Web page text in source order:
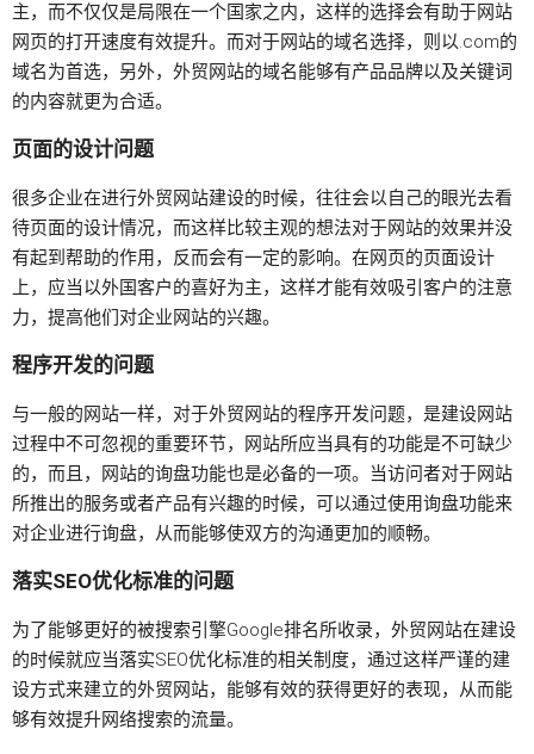
主，而不仅仅是局限在一个国家之内，这样的选择会有助于网站
网页的打开速度有效提升。而对于网站的域名选择，则以.com的
域名为首选，另外，外贸网站的域名能够有产品品牌以及关键词
的内容就更为合适。
页面的设计问题
很多企业在进行外贸网站建设的时候，往往会以自己的眼光去看
待页面的设计情况，而这样比较主观的想法对于网站的效果并没
有起到帮助的作用，反而会有一定的影响。在网页的页面设计
上，应当以外国客户的喜好为主，这样才能有效吸引客户的注意
力，提高他们对企业网站的兴趣。
程序开发的问题
与一般的网站一样，对于外贸网站的程序开发问题，是建设网站
过程中不可忽视的重要环节，网站所应当具有的功能是不可缺少
的，而且，网站的询盘功能也是必备的一项。当访问者对于网站
所推出的服务或者产品有兴趣的时候，可以通过使用询盘功能来
对企业进行询盘，从而能够使双方的沟通更加的顺畅。
落实SEO优化标准的问题
为了能够更好的被搜索引擎Google排名所收录，外贸网站在建设
的时候就应当落实SEO优化标准的相关制度，通过这样严谨的建
设方式来建立的外贸网站，能够有效的获得更好的表现，从而能
够有效提升网络搜索的流量。